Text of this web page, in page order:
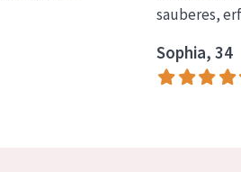
sauberes,
Sophia, 34